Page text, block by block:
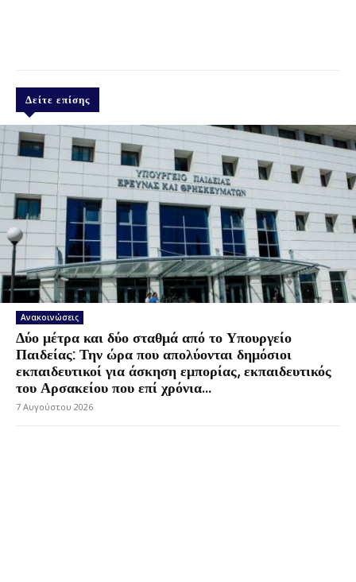
Δείτε επίσης
Ανακοινώσεις
Δύο μέτρα και δύο σταθμά από το Υπουργείο
Παιδείας: Την ώρα που απολύονται δημόσιοι
εκπαιδευτικοί για άσκηση εμπορίας, εκπαιδευτικός
του Αρσακείου που επί χρόνια...
7 Αυγούστου 2026